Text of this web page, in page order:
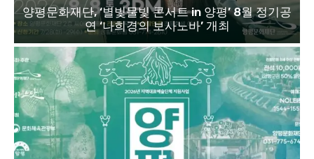
양평문화재단, ‘별빛물빛 콘서트 in 양평’ 8월 정기공
연 ‘나희경의 보사노바’ 개최